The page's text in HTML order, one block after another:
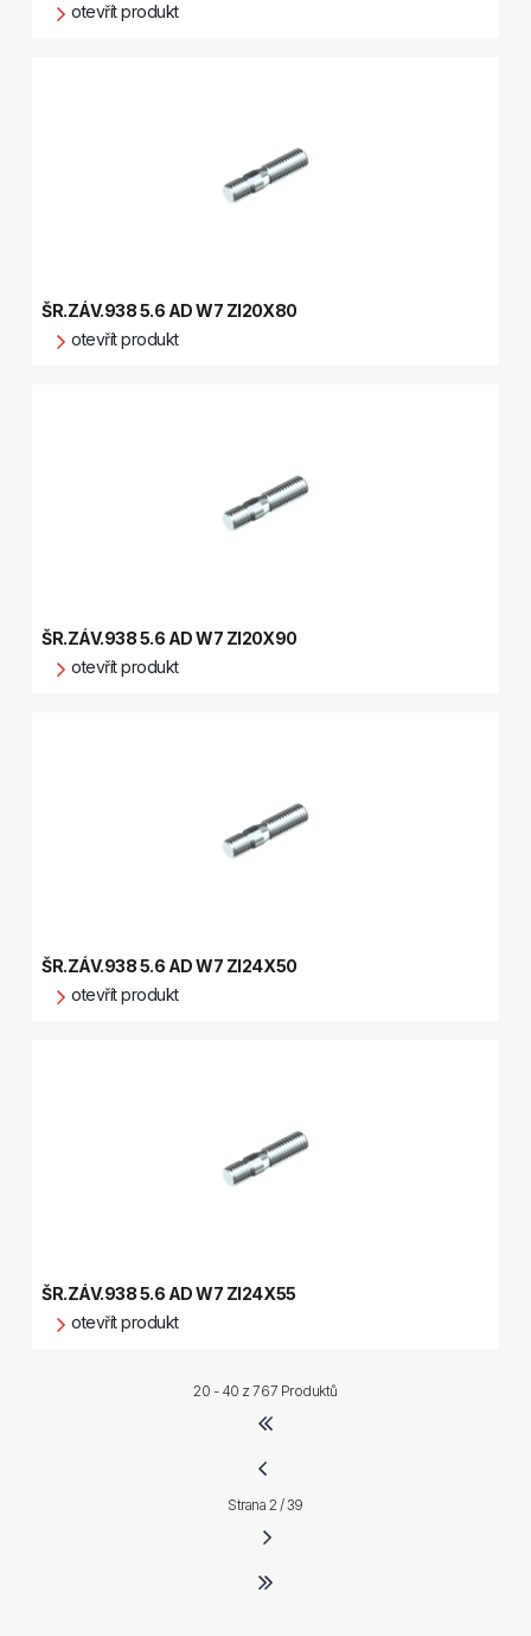
otevřít produkt
ŠR.ZÁV.938 5.6 AD W7 ZI20X80
otevřít produkt
ŠR.ZÁV.938 5.6 AD W7 ZI20X90
otevřít produkt
ŠR.ZÁV.938 5.6 AD W7 ZI24X50
otevřít produkt
ŠR.ZÁV.938 5.6 AD W7 ZI24X55
otevřít produkt
20 - 40 z767 Produktů
Strana 2 / 39